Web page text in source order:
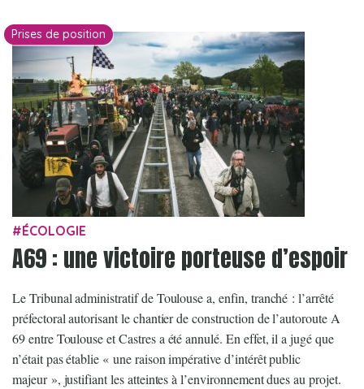
Prises de position
ÉCOLOGIE
A69 : une victoire porteuse d’espoir
Le Tribunal administratif de Toulouse a, enfin, tranché : l’arrêté
préfectoral autorisant le chantier de construction de l’autoroute A
69 entre Toulouse et Castres a été annulé. En effet, il a jugé que
n’était pas établie « une raison impérative d’intérêt public
majeur », justifiant les atteintes à l’environnement dues au projet.